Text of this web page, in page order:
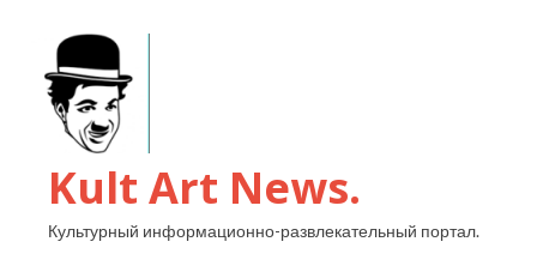
Kult Art News.
Культурный информационно-развлекательный портал.